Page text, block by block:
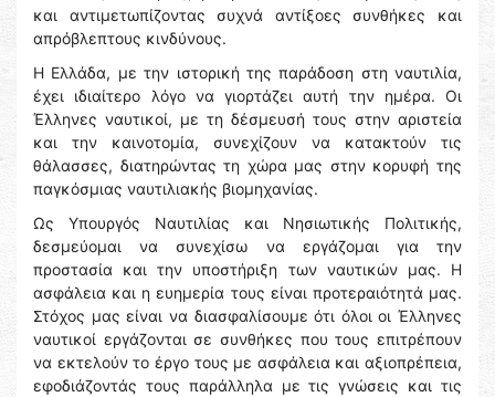
και αντιμετωπίζοντας συχνά αντίξοες συνθήκες και
απρόβλεπτους κινδύνους.
Η Ελλάδα, με την ιστορική της παράδοση στη ναυτιλία,
έχει ιδιαίτερο λόγο να γιορτάζει αυτή την ημέρα. Οι
Έλληνες ναυτικοί, με τη δέσμευσή τους στην αριστεία
και την καινοτομία, συνεχίζουν να κατακτούν τις
θάλασσες, διατηρώντας τη χώρα μας στην κορυφή της
παγκόσμιας ναυτιλιακής βιομηχανίας.
Ως Υπουργός Ναυτιλίας και Νησιωτικής Πολιτικής,
δεσμεύομαι να συνεχίσω να εργάζομαι για την
προστασία και την υποστήριξη των ναυτικών μας. Η
ασφάλεια και η ευημερία τους είναι προτεραιότητά μας.
Στόχος μας είναι να διασφαλίσουμε ότι όλοι οι Έλληνες
ναυτικοί εργάζονται σε συνθήκες που τους επιτρέπουν
να εκτελούν το έργο τους με ασφάλεια και αξιοπρέπεια,
εφοδιάζοντάς τους παράλληλα με τις γνώσεις και τις